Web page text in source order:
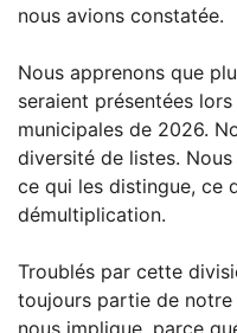
nous avions constatée.
Nous apprenons que
seraient présentées
municipales de 2026.
diversité de listes.
ce qui les distingue, ce
démultiplication.
Troublés par cette
toujours partie de notre
nous implique, parce